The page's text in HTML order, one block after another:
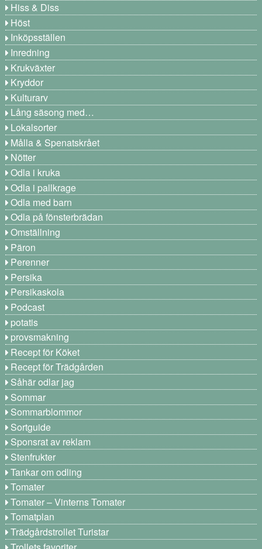
Hiss & Diss
Höst
Inköpsställen
Inredning
Krukväxter
Kryddor
Kulturarv
Lång säsong med…
Lokalsorter
Målla & Spenatskrået
Nötter
Odla i kruka
Odla i pallkrage
Odla med barn
Odla på fönsterbrädan
Omställning
Päron
Perenner
Persika
Persikaskola
Podcast
potatis
provsmakning
Recept för Köket
Recept för Trädgården
Såhär odlar jag
Sommar
Sommarblommor
Sortguide
Sponsrat av reklam
Stenfrukter
Tankar om odling
Tomater
Tomater – Vinterns Tomater
Tomatplan
Trädgårdstrollet Turistar